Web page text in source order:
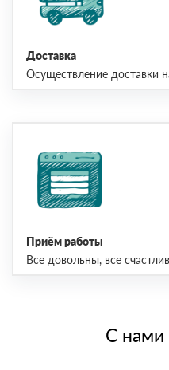
Доставка
Осуществление доставки
Приём работы
Все довольны, все
С нами